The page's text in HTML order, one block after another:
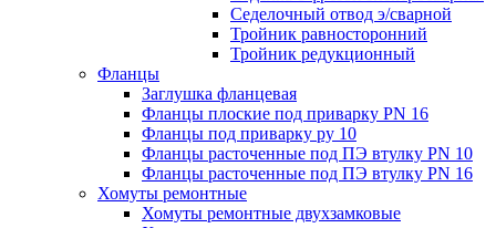
Седелочный отвод э/сварной
Тройник равносторонний
Тройник редукционный
Фланцы
Заглушка фланцевая
Фланцы плоские под приварку PN 16
Фланцы под приварку ру 10
Фланцы расточенные под ПЭ втулку PN 10
Фланцы расточенные под ПЭ втулку PN 16
Хомуты ремонтные
Хомуты ремонтные двухзамковые